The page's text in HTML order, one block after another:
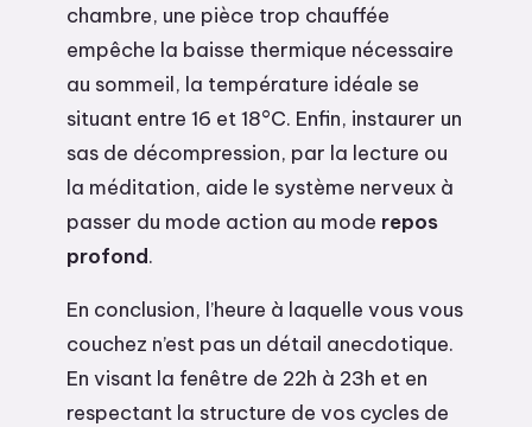
chambre, une pièce trop chauffée
empêche la baisse thermique nécessaire
au sommeil, la température idéale se
situant entre 16 et 18°C. Enfin, instaurer un
sas de décompression, par la lecture ou
la méditation, aide le système nerveux à
passer du mode action au mode repos
profond.
En conclusion, l’heure à laquelle vous vous
couchez n’est pas un détail anecdotique.
En visant la fenêtre de 22h à 23h et en
respectant la structure de vos cycles de